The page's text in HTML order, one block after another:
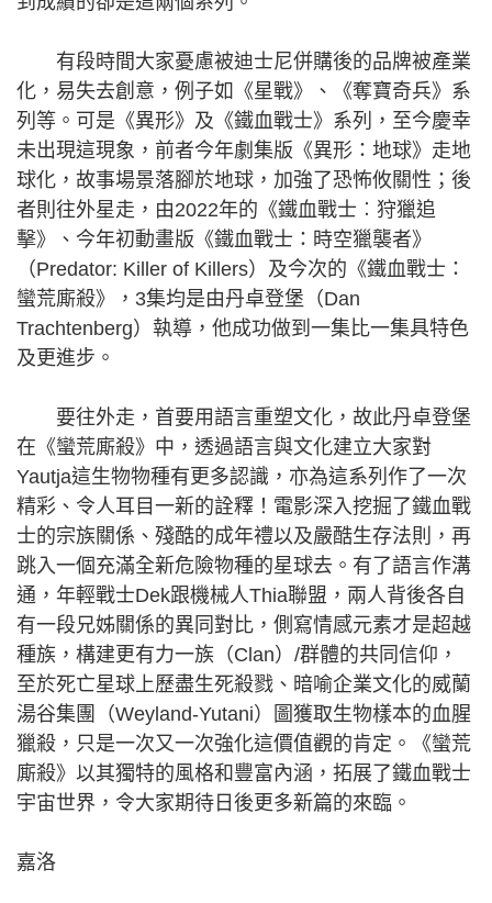
有段時間大家憂慮被迪士尼併購後的品牌被產業
化，易失去創意，例子如《星戰》、《奪寶奇兵》系
列等。可是《異形》及《鐵血戰士》系列，至今慶幸
未出現這現象，前者今年劇集版《異形：地球》走地
球化，故事場景落腳於地球，加強了恐怖攸關性；後
者則往外星走，由2022年的《鐵血戰士︰狩獵追
擊》、今年初動畫版《鐵血戰士：時空獵襲者》
（Predator: Killer of Killers）及今次的《鐵血戰士：
蠻荒廝殺》，3集均是由丹卓登堡（Dan
Trachtenberg）執導，他成功做到一集比一集具特色
及更進步。
要往外走，首要用語言重塑文化，故此丹卓登堡
在《蠻荒廝殺》中，透過語言與文化建立大家對
Yautja這生物物種有更多認識，亦為這系列作了一次
精彩、令人耳目一新的詮釋！電影深入挖掘了鐵血戰
士的宗族關係、殘酷的成年禮以及嚴酷生存法則，再
跳入一個充滿全新危險物種的星球去。有了語言作溝
通，年輕戰士Dek跟機械人Thia聯盟，兩人背後各自
有一段兄姊關係的異同對比，側寫情感元素才是超越
種族，構建更有力一族（Clan）/群體的共同信仰，
至於死亡星球上歷盡生死殺戮、暗喻企業文化的威蘭
湯谷集團（Weyland-Yutani）圖獲取生物樣本的血腥
獵殺，只是一次又一次強化這價值觀的肯定。《蠻荒
廝殺》以其獨特的風格和豐富內涵，拓展了鐵血戰士
宇宙世界，令大家期待日後更多新篇的來臨。
嘉洛